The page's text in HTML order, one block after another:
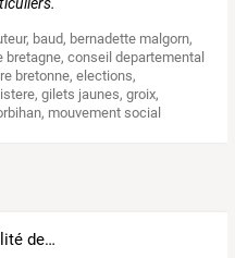
, baud, bernadette malgorn,
bretagne,conseil departemental
bretonne,elections,
,gilets jaunes,groix,
, mouvement social
Dessins d'actualité de Bretagne